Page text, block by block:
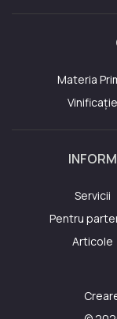
Materia
Vinificație
Servicii
Pentru
Articole